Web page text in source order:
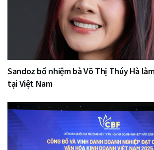
Sandoz bổ nhiệm bà Võ Thị Thúy Hà
tại Việt Nam